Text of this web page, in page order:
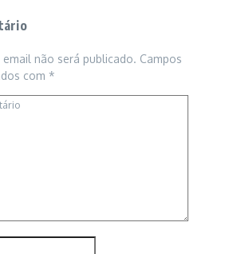
não será publicado. Campos
com *